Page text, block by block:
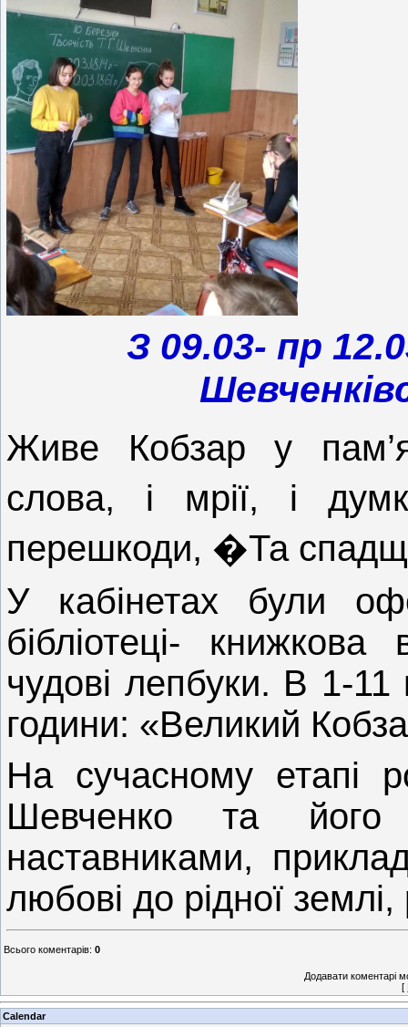
З 09.03- пр
Живе Кобзар у
слова, і мрії, і
перешкоди, �Та
У кабінетах були
бібліотеці- книжкова
чудові лепбуки. В 1-11
години: «Великий
На сучасному етапі
Шевченко та його
наставниками,
любові до рідної землі,
Всього коментарів: 0
Додавати коментарі
[
Calendar